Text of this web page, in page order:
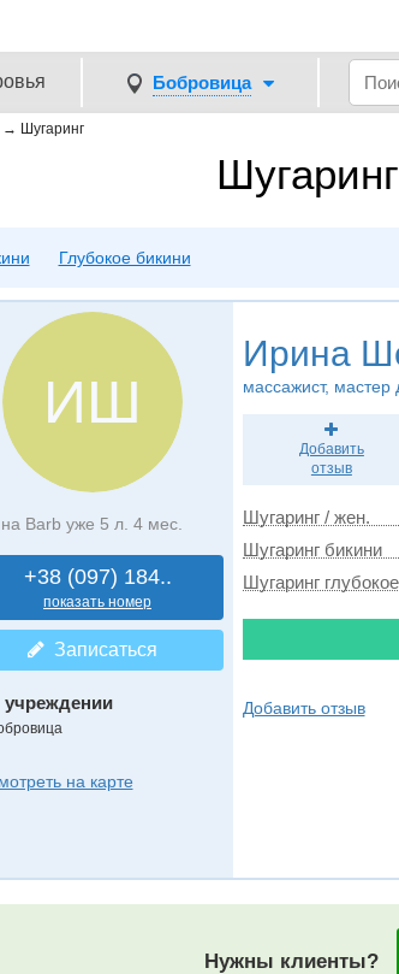
Бобровица
→ Шугаринг
Глубокое бикини
ИШ
на Barb уже 5 л. 4 мес.
+38 (097) 184..
показать номер
Записаться
на карте
Ирина
массажист, мастер
Добавить
отзыв
Шугаринг / жен.
Шугаринг бикини
Шугаринг
Добавить отзыв
Нужны клиенты?